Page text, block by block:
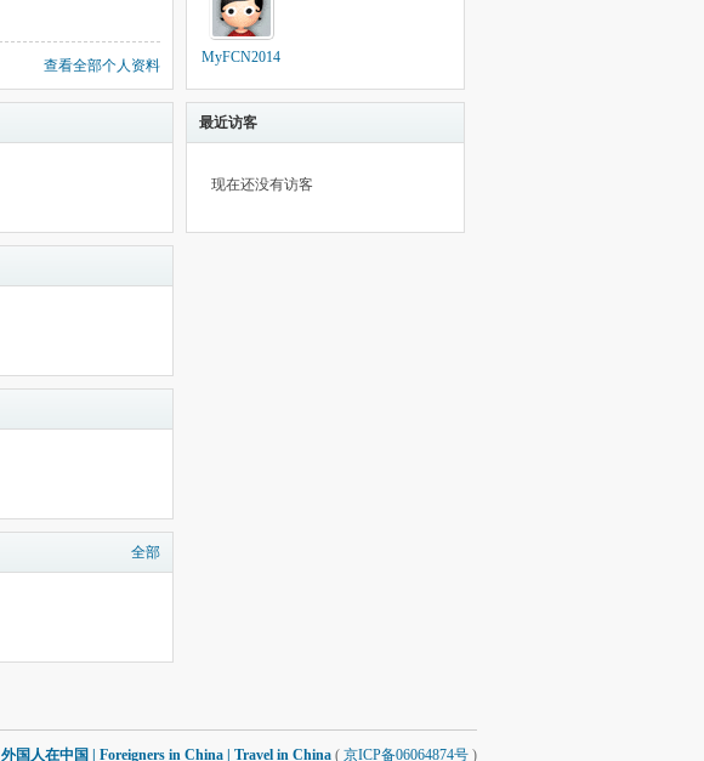
查看全部个人资料
全部
MyFCN2014
最近访客
现在还没有访客
外国人在中国 | Foreigners in China | Travel in China ( 京ICP备06064874号 )